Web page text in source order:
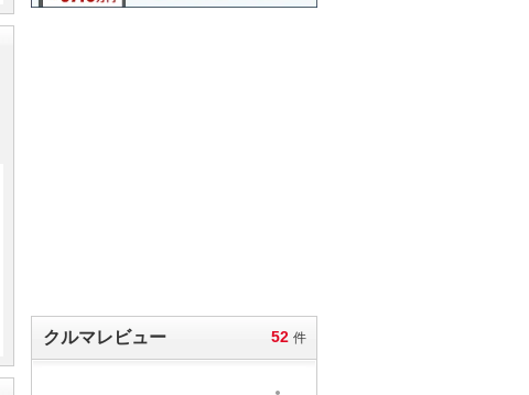
クルマレビュー 52 件